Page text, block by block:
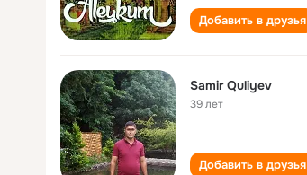
Добавить в друзья
Samir Quliyev
39 лет
Добавить в друзья